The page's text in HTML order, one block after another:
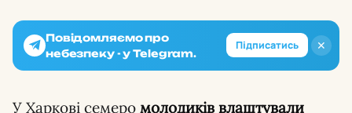
✕
Повідомляємо про
небезпеку - у Telegram.
Підписатись
У Харкові семеро молодиків влаштували